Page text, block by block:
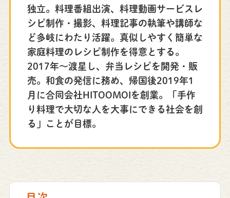
独立。料理番組出演、料理動画サービスレ
シピ制作・撮影、料理記事の執筆や講師な
ど多岐にわたり活躍。真似しやすく簡単な
家庭料理のレシピ制作を得意とする。
2017年〜渡星し、弁当レシピを開発・販
売。和食の発信に務め、帰国後2019年1
月に合同会社HITOOMOIを創業。「手作
り料理で大切な人を大事にできる社会を創
る」ことが目標。